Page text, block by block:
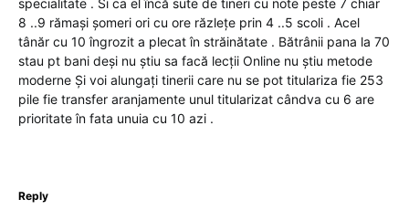
specialitate . Si ca el încă sute de tineri cu note peste 7 chiar
8 ..9 rămași șomeri ori cu ore răzlețe prin 4 ..5 scoli . Acel
tânăr cu 10 îngrozit a plecat în străinătate . Bătrânii pana la 70
stau pt bani deși nu știu sa facă lecții Online nu știu metode
moderne Și voi alungați tinerii care nu se pot titulariza fie 253
pile fie transfer aranjamente unul titularizat cândva cu 6 are
prioritate în fata unuia cu 10 azi .
Reply